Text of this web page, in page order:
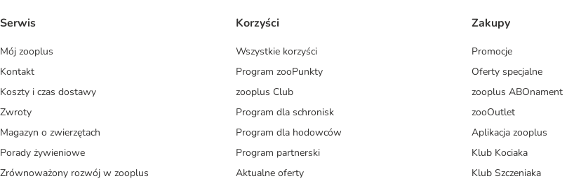
Serwis
Mój zooplus
Kontakt
Koszty i czas dostawy
Zwroty
Magazyn o zwierzętach
Porady żywieniowe
Zrównoważony rozwój w zooplus
Korzyści
Wszystkie korzyści
Program zooPunkty
zooplus Club
Program dla schronisk
Program dla hodowców
Program partnerski
Aktualne oferty
Zakupy
Promocje
Oferty specjalne
zooplus ABOnament
zooOutlet
Aplikacja zooplus
Klub Kociaka
Klub Szczeniaka